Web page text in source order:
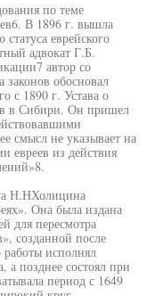
по теме
В 1896 г. вышла
еврейского
адвокат Г.Б.
автор со
законов обосновал
с 1890 г. Устава о
в Сибири. Он пришел
смысл не указывает на
евреев из действия
Н.НХолицина
Она была издана
для пересмотра
созданной после
исполнял
а позднее состоял при
период с 1649